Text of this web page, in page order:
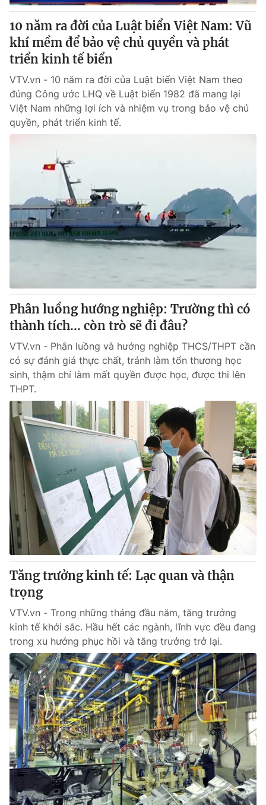
10 năm ra đời của Luật biển Việt Nam: Vũ
khí mềm để bảo vệ chủ quyền và phát
triển kinh tế biển
VTV.vn - 10 năm ra đời của Luật biển Việt Nam theo
đúng Công ước LHQ về Luật biển 1982 đã mang lại
Việt Nam những lợi ích và nhiệm vụ trong bảo vệ chủ
quyền, phát triển kinh tế.
Phân luồng hướng nghiệp: Trường thì có
thành tích... còn trò sẽ đi đâu?
VTV.vn - Phân luồng và hướng nghiệp THCS/THPT cần
có sự đánh giá thực chất, tránh làm tổn thương học
sinh, thậm chí làm mất quyền được học, được thi lên
THPT.
Tăng trưởng kinh tế: Lạc quan và thận
trọng
VTV.vn - Trong những tháng đầu năm, tăng trưởng
kinh tế khởi sắc. Hầu hết các ngành, lĩnh vực đều đang
trong xu hướng phục hồi và tăng trưởng trở lại.